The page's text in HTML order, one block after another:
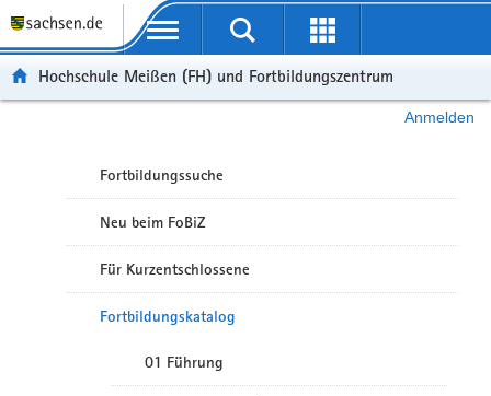
Portalübergreifende Navigation
Hochschule Meißen (FH) und Fortbildungszentrum
Anmelden
Fortbildungssuche
Neu beim FoBiZ
Für Kurzentschlossene
Fortbildungskatalog
01 Führung